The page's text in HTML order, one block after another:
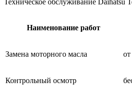
Техническое обслуживание Daihatsu
Наименование работ
Замена моторного масла
Контрольный осмотр